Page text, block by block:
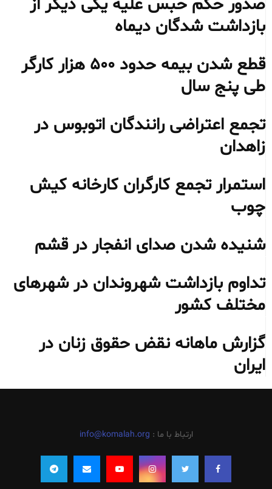
صدور حکم حبس علیه یکی دیگر از
بازداشت شدگان دیماه
قطع شدن بیمه حدود ۵۰۰ هزار کارگر
طی پنج سال
تجمع اعتراضی رانندگان اتوبوس در
زاهدان
استمرار تجمع کارگران کارخانه کیش
چوب
شنیده شدن صدای انفجار در قشم
تداوم بازداشت شهروندان در شهرهای
مختلف کشور
گزارش ماهانه نقض حقوق زنان در
ایران
ارتباط با ما : info@komalah.org